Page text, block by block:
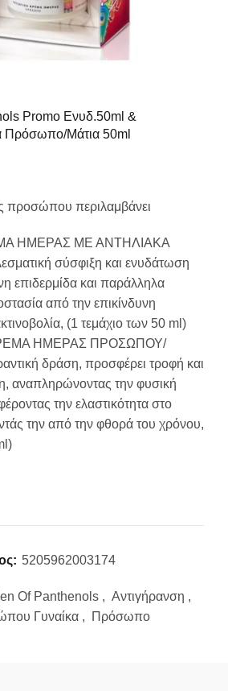
Promo Ενυδ.50ml &
Πρόσωπο/Μάτια 50ml
προσώπου περιλαμβάνει
ΗΜΕΡΑΣ ΜΕ ΑΝΤΗΛΙΑΚΑ
σύσφιξη και ενυδάτωση
επιδερμίδα και παράλληλα
από την επικίνδυνη
(1 τεμάχιο των 50 ml)
ΗΜΕΡΑΣ ΠΡΟΣΩΠΟΥ/
δράση, προσφέρει τροφή και
αναπληρώνοντας την φυσική
την ελαστικότητα στο
την από την φθορά του χρόνου,
5205962003174
Of Panthenols , Αντιγήρανση ,
Γυναίκα , Πρόσωπο